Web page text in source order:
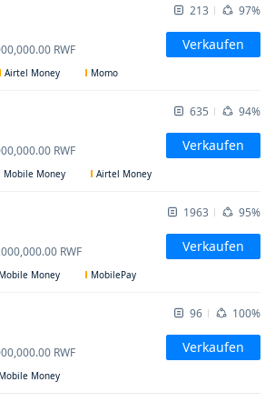
213
97%
RWF Verkaufen
Airtel Money Momo
635
94%
RWF Verkaufen
Mobile Money Airtel Money
1963
95%
RWF Verkaufen
Money MobilePay
96
100%
RWF Verkaufen
Money